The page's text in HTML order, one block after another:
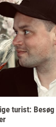
turist: Besøg